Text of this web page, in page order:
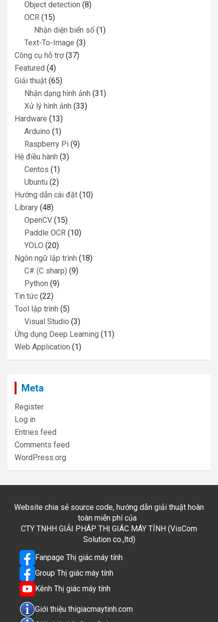
Object detection (8)
OCR (15)
Nhận diện biển số (1)
Text-To-Image (3)
Công cụ hỗ trợ(37)
Featured (4)
Giải thuật (65)
Nhận dạng hình ảnh (31)
Xử lý hình ảnh (33)
Hardware (13)
Arduino (1)
Raspberry Pi (9)
Hệ điều hành (3)
Centos (1)
Ubuntu (2)
Hướng dẫn cài đặt (10)
Library (48)
OpenCV (15)
Paddle OCR (10)
YOLO (20)
Ngôn ngữ lập trình (18)
C# (C sharp) (9)
Python (9)
Tin tức (22)
Tool lập trình (5)
Visual Studio (3)
Ứng dụng Deep Learning (11)
Web Application (1)
Meta
Register
Log in
Entries feed
Comments feed
WordPress.org
Website chia sẻ source code, hướng dẫn giải thuật hoàn
toàn miễn phí của
CTY TNHH GIẢI PHÁP THỊ GIÁC MÁY TÍNH (VisCom
Solution co.,ltd)
Fanpage Thị giác máy tính
Group Thị giác máy tính
Kênh Thị giác máy tính
Giới thiệu thigiacmaytinh.com